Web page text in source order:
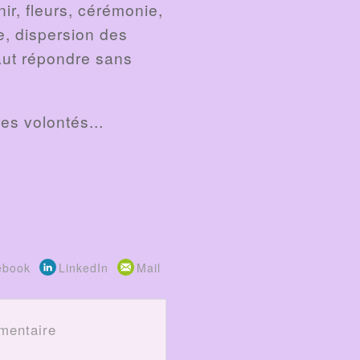
fleurs, cérémonie,
dispersion des
répondre sans
volontés...
LinkedIn Mail